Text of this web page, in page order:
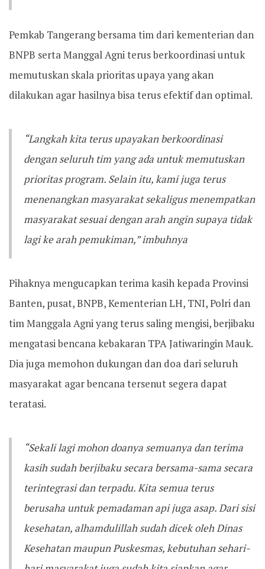
Pemkab Tangerang bersama tim dari kementerian dan
BNPB serta Manggal Agni terus berkoordinasi untuk
memutuskan skala prioritas upaya yang akan
dilakukan agar hasilnya bisa terus efektif dan optimal.
“Langkah kita terus upayakan berkoordinasi
dengan seluruh tim yang ada untuk memutuskan
prioritas program. Selain itu, kami juga terus
menenangkan masyarakat sekaligus menempatkan
masyarakat sesuai dengan arah angin supaya tidak
lagi ke arah pemukiman,” imbuhnya
Pihaknya mengucapkan terima kasih kepada Provinsi
Banten, pusat, BNPB, Kementerian LH, TNI, Polri dan
tim Manggala Agni yang terus saling mengisi, berjibaku
mengatasi bencana kebakaran TPA Jatiwaringin Mauk.
Dia juga memohon dukungan dan doa dari seluruh
masyarakat agar bencana tersenut segera dapat
teratasi.
“Sekali lagi mohon doanya semuanya dan terima
kasih sudah berjibaku secara bersama-sama secara
terintegrasi dan terpadu. Kita semua terus
berusaha untuk pemadaman api juga asap. Dari sisi
kesehatan, alhamdulillah sudah dicek oleh Dinas
Kesehatan maupun Puskesmas, kebutuhan sehari-